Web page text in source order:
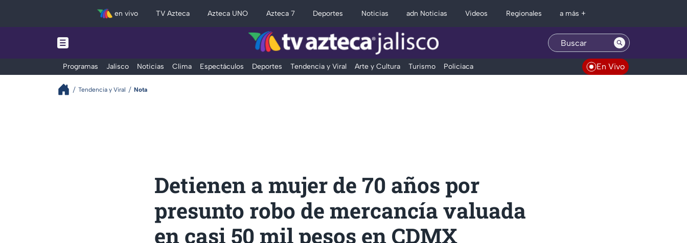
en vivo TV Azteca Azteca UNO Azteca 7 Deportes Noticias adn Noticias Videos Regionales a más +
Programas Jalisco Noticias Clima Espectáculos Deportes Tendencia y Viral Arte y Cultura Turismo Policiaca En Vivo
Tendencia y Viral Nota
Detienen a mujer de 70 años por
presunto robo de mercancía valuada
en casi 50 mil pesos en CDMX